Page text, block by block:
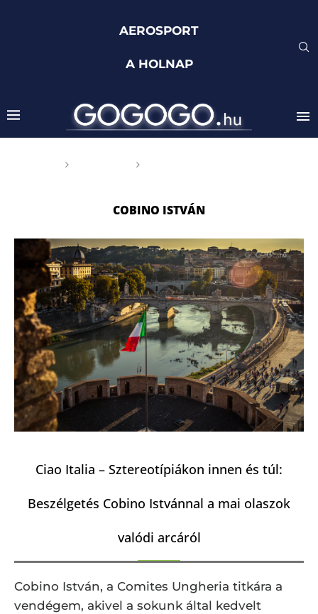
AEROSPORT
A HOLNAP
COBINO ISTVÁN
Ciao Italia – Sztereotípiákon innen és túl:
Beszélgetés Cobino Istvánnal a mai olaszok
valódi arcáról
Cobino István, a Comites Ungheria titkára a
vendégem, akivel a sokunk által kedvelt